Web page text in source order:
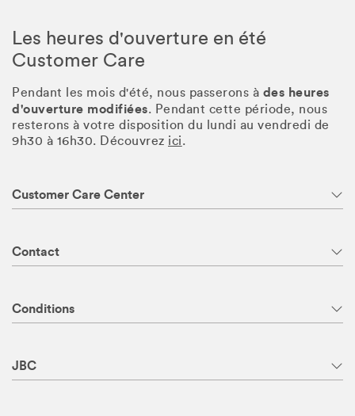
Les heures d'ouverture en été
Customer Care
Pendant les mois d'été, nous passerons à des heures
d'ouverture modifiées. Pendant cette période, nous
resterons à votre disposition du lundi au vendredi de
9h30 à 16h30. Découvrez ici.
Customer Care Center
Contact
Conditions
JBC